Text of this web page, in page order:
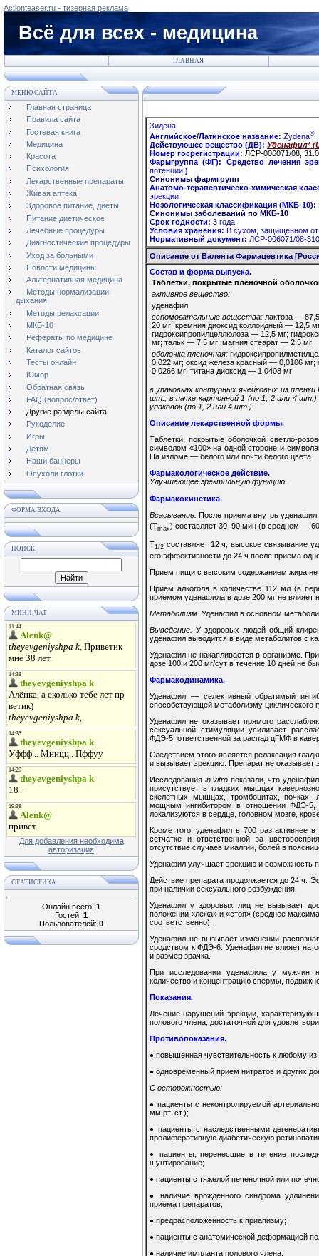
Actionteaser.ru - тизерная реклама
Всё для всех - медицина
ГЛАВНАЯ
МЕНЮ САЙТА
Главная страница
Правила сайта
Гостевая книга
Медицина
Красота
Психология
Лекарственные препараты
Живая аптека
Здоровое питание, диеты
Питание диетическое
Лечебные процедуры
Диагностические процедуры
Уход за больными
Новости медицины
Альтернативная медицина
Методы нормализации
дыхания
Методы релаксации
МКБ-10
Рефераты по медицине
Каталог сайтов
Тесты онлайн
Юмор
Обратная связь
FAQ (вопрос/ответ)
Другие разделы сайта:
Рукоделие
Игры
Детям
Наши баннеры
Опухоли глотки
ФОРМА ВХОДА
ПОИСК
МИНИ-ЧАТ
Для добавления необходима
авторизация
СТАТИСТИКА
Онлайн всего: 1
Гостей: 1
Пользователей: 0
Зидена
Английское/Латинское название: Zydena®
Действующее вещество (ДВ): Уденафил*
Номер госрегистрации: ЛСР-006071/08,
Фармгруппа (ФГ): Средство лечения
потенции )
Синонимы фармгрупп
Анатомо-терапевтическо-химическая
эрекции
Нозологическая классификация (МКБ-10):
Синонимы заболеваний по МКБ-10
Срок годности: 3 года.
Условия хранения: В сухом, защищенном от
Нормативный документ: ЛСР-006071/08-
Описание от Валента Фармацевтика
Состав и форма выпуска.
Таблетки, покрытые пленочной
активное вещество:
уденафил
вспомогательные вещества: лактоза —
20 мг; кремния диоксид коллоидный — 12,5
гидроксипропилцеллюлоза — 12,5 мг;
мг; тальк — 7,5 мг; магния стеарат — 2,5 мг
оболочка пленочная:
0,022 мг; оксид железа красный — 0,0106
0,0266 мг; титана диоксид — 1,0408 мг
в упаковках контурных ячейковых из
шт.; в пачке картонной 1 (по 1, 2 или 4 шт.)
упаковок (по 1, 2 или 4 шт.).
Описание лекарственной формы.
Таблетки, покрытые оболочкой светло-
символом «100» на одной стороне и
На изломе — белого или почти белого цвета.
Фармакологическое действие.
Улучшающее эректильную функцию.
Фармакокинетика.
Всасывание. После приема внутрь
(Tmax) составляет 30–90 мин (в среднем —
T1/2 составляет 12 ч, высокое связывание
его эффективности до 24 ч после приема
Прием пищи с высоким содержанием жира не
Прием алкоголя в количестве 112 мл (в
приемом уденафила в дозе 200 мг не
Метаболизм. Уденафил в основном
Выведение.
У здоровых людей общий
уденафил выводится в виде метаболитов с
Уденафил не накапливается в организме.
дозе 100 и 200 мг/сут в течение 10 дней не
Фармакодинамика.
Уденафил — селективный обратимый
способствующей метаболизму
Уденафил не оказывает прямого
сексуальной стимуляции усиливает
ФДЭ-5, ответственной за распад цГМФ в
Следствием этого является релаксация
и вызывает эрекцию. Препарат не оказывает
Исследования in vitro показали, что
присутствует в гладких мышцах
скелетных мышцах, тромбоцитах, почках,
мощным ингибитором в отношении ФДЭ-
локализуются в сердце, головном мозге,
Кроме того, уденафил в 700 раз
сетчатке и ответственной за
отсутствие случаев миалгии, болей в
Уденафил улучшает эрекцию и возможность
Действие препарата продолжается до 24 ч.
при наличии сексуального возбуждения.
Уденафил у здоровых лиц не вызывает
положении «лежа» и «стоя» (среднее
соответственно).
Уденафил не вызывает изменений
сродством к ФДЭ-6. Уденафил не влияет на
и размер зрачка.
При исследовании уденафила у мужчин
количество и концентрацию спермы,
Показания.
Лечение нарушений эрекции,
полового члена, достаточной для
Противопоказания.
● повышенная чувствительность к любому из
● одновременный прием нитратов и других
С осторожностью:
●пациенты с неконтролируемой
мм рт. ст.);
● пациенты с наследственными
пролиферативную диабетическую
● пациенты, перенесшие в течение
шунтирование;
● пациенты с тяжелой печеночной или
● наличие врожденного синдрома
приема препаратов;
● предрасположенность к приапизму;
● пациенты с анатомической деформацией
● наличие импланта полового члена;